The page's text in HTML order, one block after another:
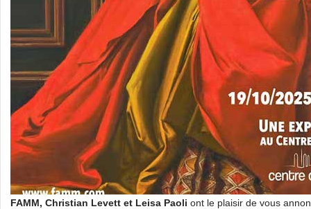
FAMM, Christian Levett et Leisa Paoli ont le plaisir de vous